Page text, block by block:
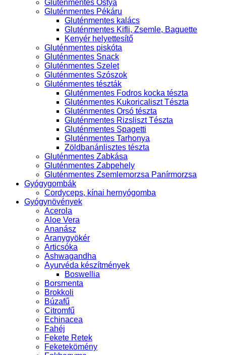
Gluténmentes Ostya
Gluténmentes Pékáru
Gluténmentes kalács
Gluténmentes Kifli, Zsemle, Baguette
Kenyér helyettesítő
Gluténmentes piskóta
Gluténmentes Snack
Gluténmentes Szelet
Gluténmentes Szószok
Gluténmentes tészták
Gluténmentes Fodros kocka tészta
Gluténmentes Kukoricaliszt Tészta
Gluténmentes Orsó tészta
Gluténmentes Rizsliszt Tészta
Gluténmentes Spagetti
Gluténmentes Tarhonya
Zöldbanánlisztes tészta
Gluténmentes Zabkása
Gluténmentes Zabpehely
Gluténmentes Zsemlemorzsa Panírmorzsa
Gyógygombák
Cordyceps, kínai hernyógomba
Gyógynövények
Acerola
Aloe Vera
Ananász
Aranygyökér
Articsóka
Ashwagandha
Ayurvéda készítmények
Boswellia
Borsmenta
Brokkoli
Búzafű
Citromfű
Echinacea
Fahéj
Fekete Retek
Feketekömény